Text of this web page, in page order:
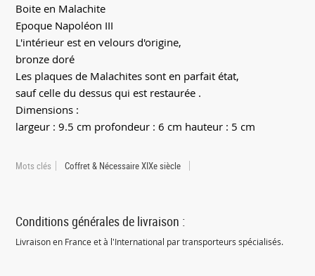
Boite en Malachite
Epoque Napoléon III
L'intérieur est en velours d'origine,
bronze doré
Les plaques de Malachites sont en parfait état,
sauf celle du dessus qui est restaurée .
Dimensions :
largeur : 9.5 cm profondeur : 6 cm hauteur : 5 cm
Mots clés Coffret & Nécessaire XIXe siècle
Conditions générales de livraison :
Livraison en France et à l'International par transporteurs spécialisés.